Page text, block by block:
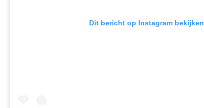
Dit bericht op Instagram bekijken